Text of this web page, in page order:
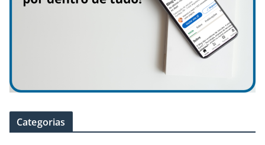
Categorias